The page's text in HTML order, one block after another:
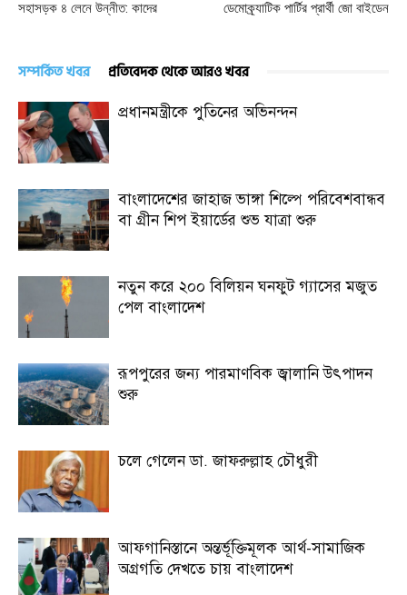
সহাসড়ক ৪ লেনে উন্নীত: কাদের
ডেমোক্র্যাটিক পার্টির প্রার্থী জো বাইডেন
সম্পর্কিত খবর প্রতিবেদক থেকে আরও খবর
প্রধানমন্ত্রীকে পুতিনের অভিনন্দন
বাংলাদেশের জাহাজ ভাঙ্গা শিল্পে পরিবেশবান্ধব
বা গ্রীন শিপ ইয়ার্ডের শুভ যাত্রা শুরু
নতুন করে ২০০ বিলিয়ন ঘনফুট গ্যাসের মজুত
পেল বাংলাদেশ
রূপপুরের জন্য পারমাণবিক জ্বালানি উৎপাদন
শুরু
চলে গেলেন ডা. জাফরুল্লাহ চৌধুরী
আফগানিস্তানে অন্তর্ভূক্তিমূলক আর্থ-সামাজিক
অগ্রগতি দেখতে চায় বাংলাদেশ